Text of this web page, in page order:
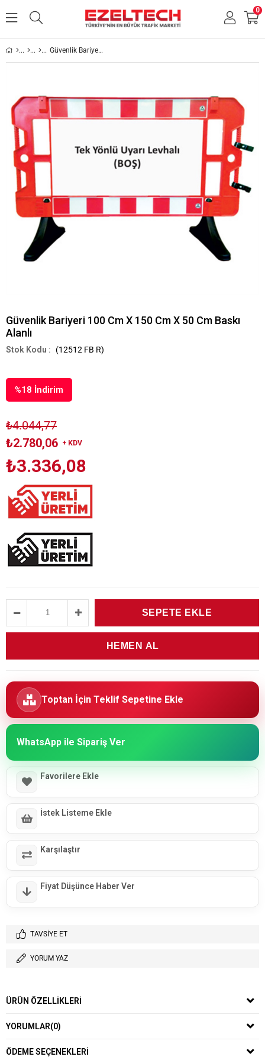
0
Güvenlik Bariyeri 100 Cm X 150 Cm X 50 Cm Baskı Alanlı
Güvenlik Bariyeri 100 Cm X 150 Cm X 50 Cm Baskı
Alanlı
(12512 FB R)
%18 İndirim
₺4.044,77
₺2.780,06 + KDV
₺3.336,08
Toptan İçin Teklif Sepetine Ekle
WhatsApp ile Sipariş Ver
Favorilere Ekle
İstek Listeme Ekle
Karşılaştır
Fiyat Düşünce Haber Ver
TAVSIYE ET
YORUM YAZ
ÜRÜN ÖZELLIKLERI
YORUMLAR(0)
ÖDEME SEÇENEKLERI